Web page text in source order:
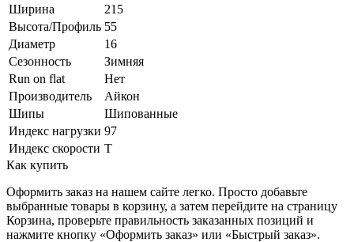
Ширина
215
Высота/Профиль 55
Диаметр
16
Сезонность
Зимняя
Run on flat
Нет
Производитель
Айкон
Шипы
Шипованные
Индекс нагрузки 97
Индекс скорости T
Как купить
Оформить заказ на нашем сайте легко. Просто добавьте
выбранные товары в корзину, а затем перейдите на страницу
Корзина, проверьте правильность заказанных позиций и
нажмите кнопку «Оформить заказ» или «Быстрый заказ».